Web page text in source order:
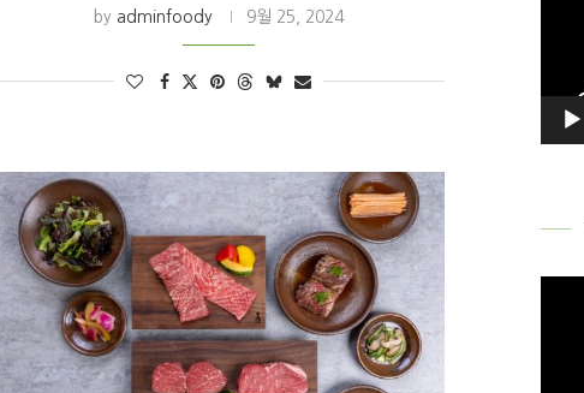
by adminfoody 9월 25, 2024